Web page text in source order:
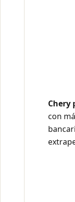
Chery
con